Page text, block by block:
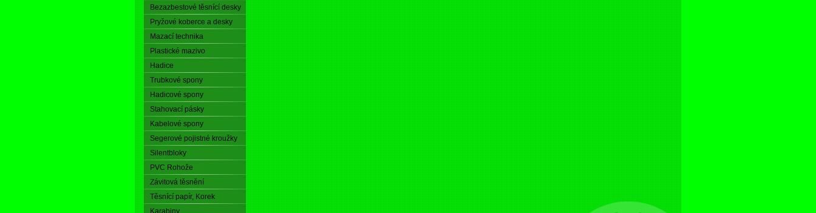
Bezazbestové těsnící desky
Pryžové koberce a desky
Mazací technika
Plastické mazivo
Hadice
Trubkové spony
Hadicové spony
Stahovací pásky
Kabelové spony
Segerové pojistné kroužky
Silentbloky
PVC Rohože
Závitová těsnění
Těsnící papír, Korek
Karabiny